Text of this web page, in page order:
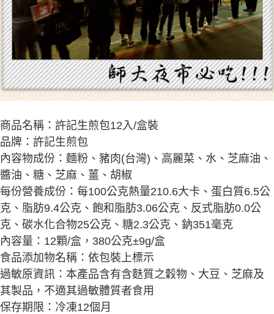
商品名稱：許記生煎包12入/盒裝
品牌：許記生煎包
內容物成份：麵粉、豬肉(台灣)、高麗菜、水、芝麻油、
醬油、糖、芝麻、薑、胡椒
每份營養成份：每100公克熱量210.6大卡、蛋白質6.5公
克、脂肪9.4公克、飽和脂肪3.06公克、反式脂肪0.0公
克、碳水化合物25公克、糖2.3公克、鈉351毫克
內容量：12顆/盒，380公克±9g/盒
食品添加物名稱：依包裝上標示
過敏原資訊：本產品含有含麩質之穀物、大豆、芝麻及
其製品，不適其過敏體質者食用
保存期限：冷凍12個月